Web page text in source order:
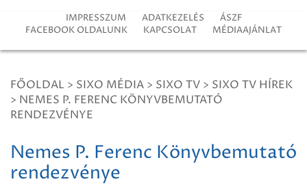
IMPRESSZUM ADATKEZELÉS
ÁSZF
FACEBOOK OLDALUNK
KAPCSOLAT MÉDIAAJÁNLAT
FŐOLDAL > SIXO MÉDIA > SIXO TV > SIXO TV HÍREK
> NEMES P. FERENC KÖNYVBEMUTATÓ
RENDEZVÉNYE
Nemes P. Ferenc Könyvbemutató
rendezvénye